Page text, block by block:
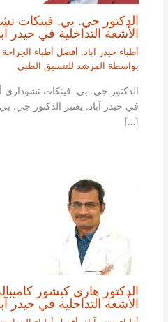
الدكتور جي. بي. فينكات
الأشعة التداخلية في حيدر
أطباء حيدر آباد, أفضل أطباء الجراحة
بواسطة المرشد للتنسيق الطبي
الدكتور جي. بي. فينكات تشوداري
في حيدر آباد. يعتبر الدكتور جي.
[…]
الدكتور هاري كيشور
الأشعة التداخلية في حيدر